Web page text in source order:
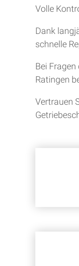
Volle
Dank
schnelle
Bei
Ratingen
Vertrauen